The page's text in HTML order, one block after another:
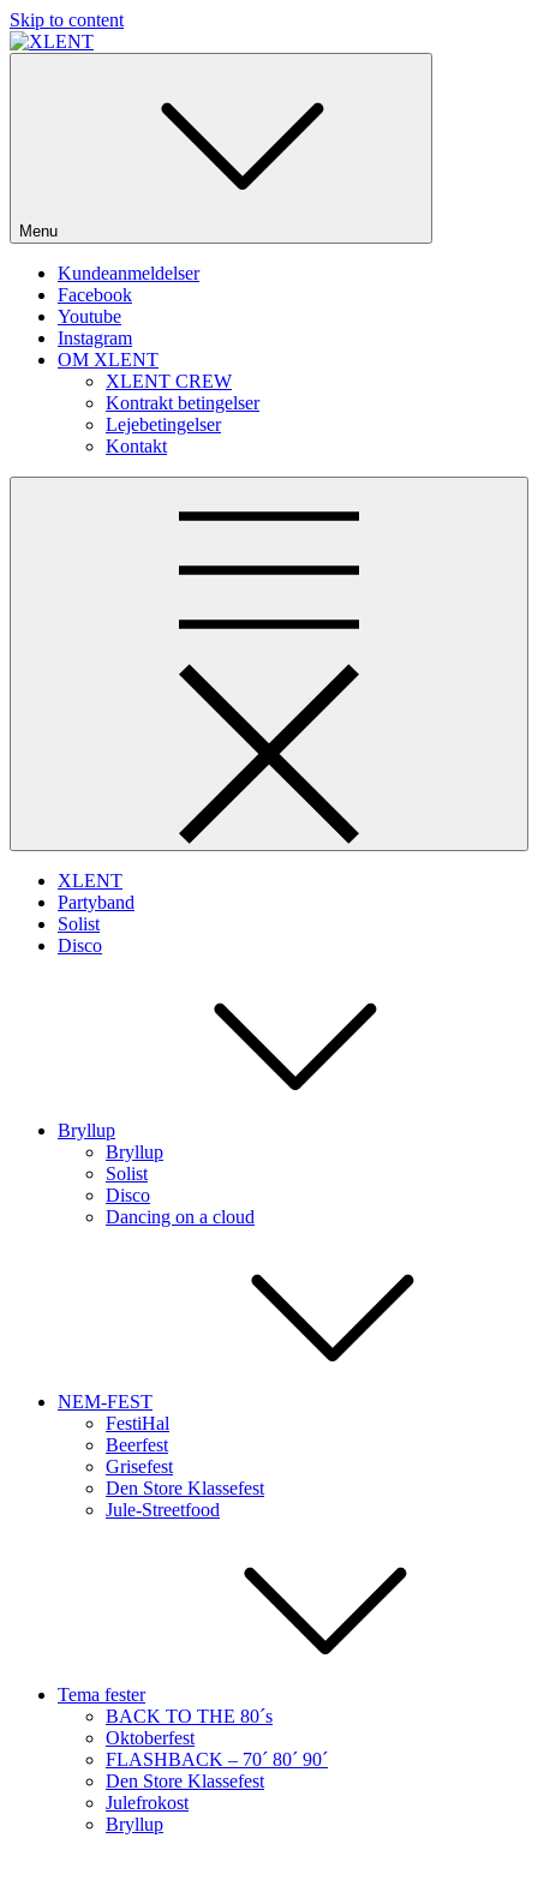
Skip to content
Menu
Kundeanmeldelser
Facebook
Youtube
Instagram
OM XLENT
XLENT CREW
Kontrakt betingelser
Lejebetingelser
Kontakt
XLENT
Partyband
Solist
Disco
Bryllup
Bryllup
Solist
Disco
Dancing on a cloud
NEM-FEST
FestiHal
Beerfest
Grisefest
Den Store Klassefest
Jule-Streetfood
Tema fester
BACK TO THE 80´s
Oktoberfest
FLASHBACK – 70´ 80´ 90´
Den Store Klassefest
Julefrokost
Bryllup